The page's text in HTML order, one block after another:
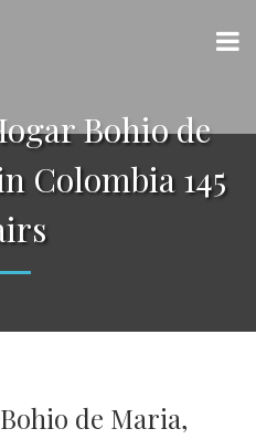
Bohio de
Colombia 145
de Maria,